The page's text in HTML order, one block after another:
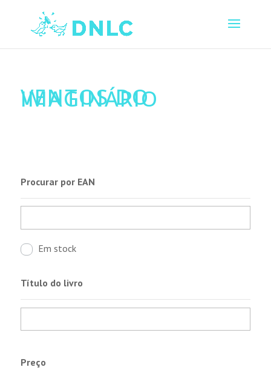
VENTOS DO
IMAGINÁRIO
Procurar por EAN
Em stock
Título do livro
Preço